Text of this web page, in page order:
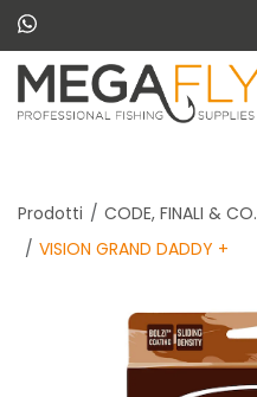
Prodotti CODE, FINALI & CO.
VISION GRAND DADDY +